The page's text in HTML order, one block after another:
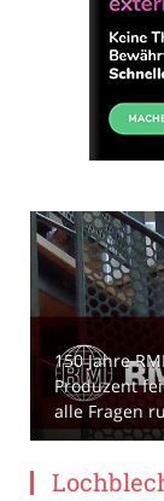
150 Jahre
Produzent
alle Fragen